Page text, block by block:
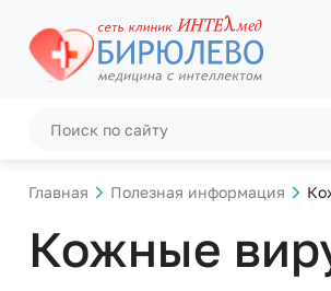
Главная Полезная информация
Кожные